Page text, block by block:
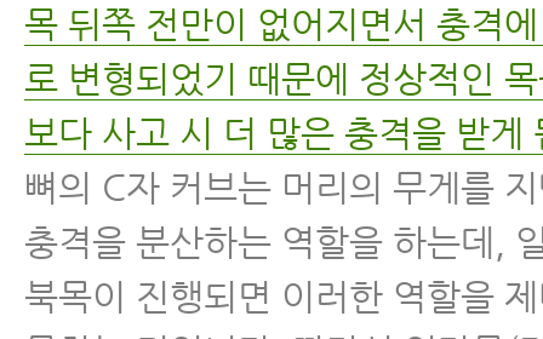
목 뒤쪽 전만이 없어지면서 충격
로 변형되었기 때문에 정상적인
보다 사고 시 더 많은 충격을 받게
뼈의 C자 커브는 머리의 무게를
충격을 분산하는 역할을 하는데,
북목이 진행되면 이러한 역할을